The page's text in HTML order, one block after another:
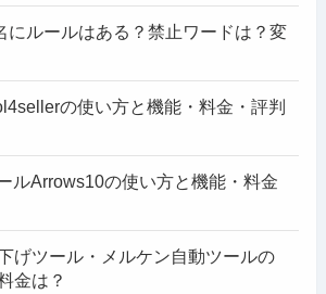
にルールはある？禁止ワードは？変
の使い方と機能・料金・評判
ルArrows10の使い方と機能・料金
げツール・メルケン自動ツールの
金は？